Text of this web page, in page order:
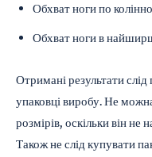
Обхват ноги по
Обхват ноги в
Отримані результати
упаковці виробу. Не
розмірів, оскільки він не
Також не слід купувати